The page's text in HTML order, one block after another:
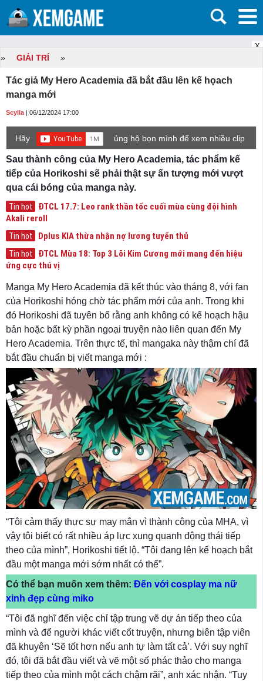
X
» GIẢI TRÍ »
Tác giả My Hero Academia đã bắt đầu lên kế họach
manga mới
Scylla | 06/12/2024 17:00
Hãy
ủng hộ bọn mình để xem nhiều clip
game mới hơn nhé!
Sau thành công của My Hero Academia, tác phẩm kế
tiếp của Horikoshi sẽ phải thật sự ấn tượng mới vượt
qua cái bóng của manga này.
Tin hot
ĐTCL 17.7: Leo rank thần tốc cuối mùa cùng đội hình
Akali reroll
Tin hot Dplus KIA thừa nhận nợ lương tuyển thủ
Tin hot
ĐTCL Mùa 18: Top 3 Lõi Kim Cương mới mang đến hiệu
ứng cực thú vị
Manga My Hero Academia đã kết thúc vào tháng 8, với fan
của Horikoshi hóng chờ tác phẩm mới của anh. Trong khi
đó Horikoshi đã tuyên bố rằng anh không có kế hoạch hậu
bản hoặc bất kỳ phần ngoại truyện nào liên quan đến My
Hero Academia. Trên thực tế, thì mangaka này thậm chí đã
bắt đầu chuẩn bị viết manga mới :
“Tôi cảm thấy thực sự may mắn vì thành công của MHA, vì
vậy tôi biết có rất nhiều áp lực xung quanh động thái tiếp
theo của mình”, Horikoshi tiết lộ. “Tôi đang lên kế hoạch bắt
đầu một manga mới sớm nhất có thể”.
Có thể bạn muốn xem thêm: Đến với cosplay ma nữ
xinh đẹp cùng miko
“Tôi đã nghĩ đến việc chỉ tập trung vẽ dự án tiếp theo của
mình và để người khác viết cốt truyện, nhưng biên tập viên
đã khuyên ‘Sẽ tốt hơn nếu anh tự làm tất cả’. Với suy nghĩ
đó, tôi đã bắt đầu viết và vẽ một số phác thảo cho manga
tiếp theo của mình một cách chậm rãi”, anh xác nhận. “Tuy